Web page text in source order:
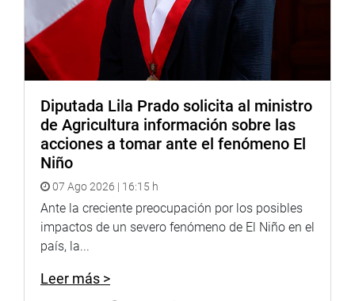
Diputada Lila Prado solicita al ministro
de Agricultura información sobre las
acciones a tomar ante el fenómeno El
Niño
07 Ago 2026 | 16:15 h
Ante la creciente preocupación por los posibles
impactos de un severo fenómeno de El Niño en el
país, la...
Leer más >